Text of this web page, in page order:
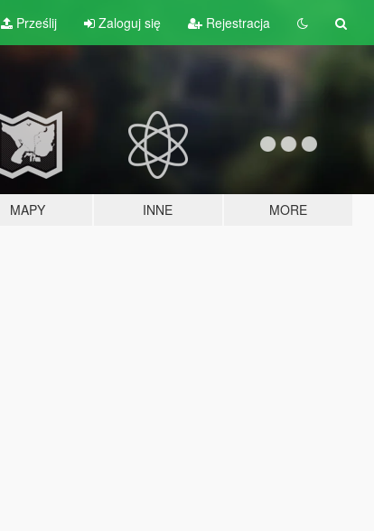
Prześlij Zaloguj się Rejestracja
MAPY INNE MORE